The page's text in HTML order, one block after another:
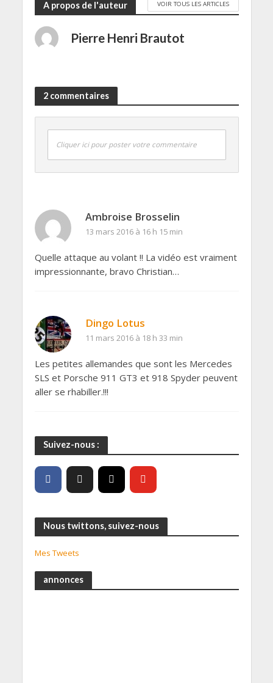
A propos de l'auteur VOIR TOUS LES ARTICLES
Pierre Henri Brautot
2 commentaires
Cliquer ici pour poster votre commentaire
Ambroise Brosselin
13 mars 2016 à 16 h 15 min
Quelle attaque au volant !! La vidéo est vraiment
impressionnante, bravo Christian…
Dingo Lotus
11 mars 2016 à 18 h 33 min
Les petites allemandes que sont les Mercedes
SLS et Porsche 911 GT3 et 918 Spyder peuvent
aller se rhabiller.!!!
Suivez-nous :
Nous twittons, suivez-nous
Mes Tweets
annonces